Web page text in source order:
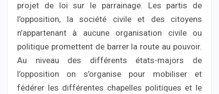
projet de loi sur le parrainage. Les partis de
l’opposition, la société civile et des citoyens
n’appartenant à aucune organisation civile ou
politique promettent de barrer la route au pouvoir.
Au niveau des différents états-majors de
l’opposition on s’organise pour mobiliser et
fédérer les différentes chapelles politiques et le